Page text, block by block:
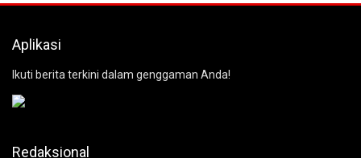
Aplikasi
Ikuti berita terkini dalam genggaman Anda!
Redaksional